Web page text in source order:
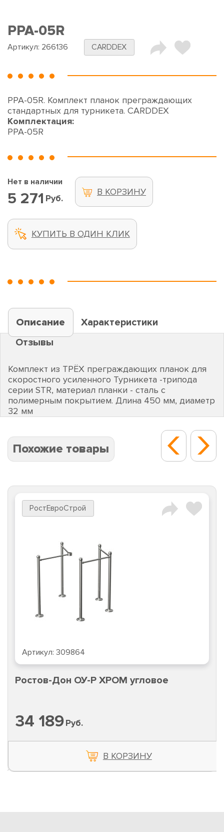
PPA-05R
Артикул: 266136 CARDDEX
PPA-05R. Комплект планок преграждающих
стандартных для турникета. CARDDEX
Комплектация:
PPA-05R
Нет в наличии
5 271 Руб.
В КОРЗИНУ
КУПИТЬ В ОДИН КЛИК
Описание
Характеристики
Отзывы
Комплект из ТРЁХ преграждающих планок для
скоростного усиленного Турникета -трипода
серии STR, материал планки - сталь с
полимерным покрытием. Длина 450 мм, диаметр
32 мм
Похожие товары
РостЕвроСтрой
Артикул: 309864
Ростов-Дон ОУ-Р ХРОМ угловое
34 189Руб.
В КОРЗИНУ